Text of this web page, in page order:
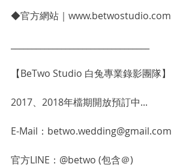
◆官方網站｜www.betwostudio.com
【BeTwo Studio 白兔專業錄影團隊】
2017、2018年檔期開放預訂中...
E-Mail：betwo.wedding@gmail.com
官方LINE：@betwo (包含＠)